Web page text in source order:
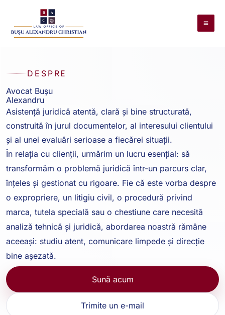
content
DESPRE
Avocat Bușu
Alexandru
Asistență juridică atentă, clară și bine structurată,
construită în jurul documentelor, al interesului clientului
și al unei evaluări serioase a fiecărei situații.
În relația cu clienții, urmărim un lucru esențial: să
transformăm o problemă juridică într-un parcurs clar,
înțeles și gestionat cu rigoare. Fie că este vorba despre
o expropriere, un litigiu civil, o procedură privind
marca, tutela specială sau o chestiune care necesită
analiză tehnică și juridică, abordarea noastră rămâne
aceeași: studiu atent, comunicare limpede și direcție
bine așezată.
Sună acum
Trimite un e-mail